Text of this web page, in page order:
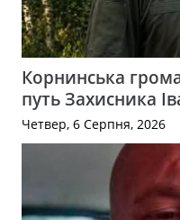
Корнинська
путь Захисника
Четвер, 6 Серпня, 2026